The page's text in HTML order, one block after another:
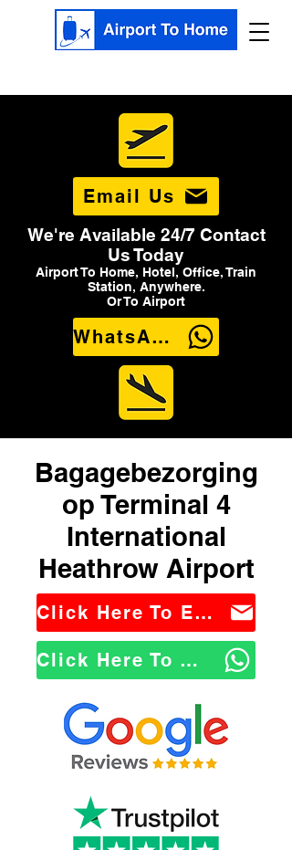
Email Us
We're Available 24/7 Contact
Us Today
Airport To Home, Hotel, Office, Train
Station, Anywhere.
Or To Airport
WhatsApp Us
Bagagebezorging
op Terminal 4
International
Heathrow Airport
Click Here To Email Us
Click Here To WhatsApp Us